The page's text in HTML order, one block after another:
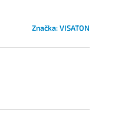
Značka:VISATON